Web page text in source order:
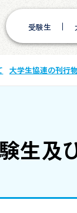
受験生
大学生協連の刊行
生及